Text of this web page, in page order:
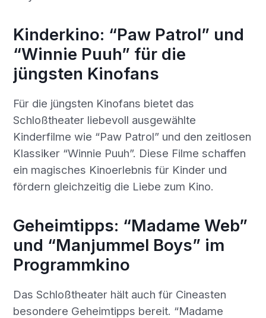
Kinderkino: “Paw Patrol” und
“Winnie Puuh” für die
jüngsten Kinofans
Für die jüngsten Kinofans bietet das
Schloßtheater liebevoll ausgewählte
Kinderfilme wie “Paw Patrol” und den zeitlosen
Klassiker “Winnie Puuh”. Diese Filme schaffen
ein magisches Kinoerlebnis für Kinder und
fördern gleichzeitig die Liebe zum Kino.
Geheimtipps: “Madame Web”
und “Manjummel Boys” im
Programmkino
Das Schloßtheater hält auch für Cineasten
besondere Geheimtipps bereit. “Madame